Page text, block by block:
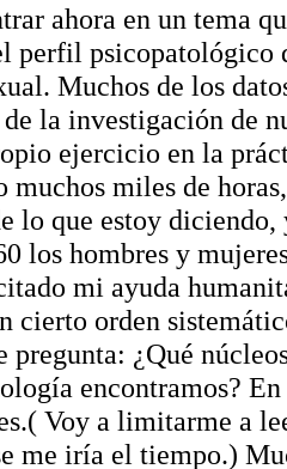
ahora en un tema
perfil psicopatológico
Muchos de los
la investigación de
ejercicio en la
muchos miles de
lo que estoy diciendo,
los hombres y
mi ayuda
cierto orden
pregunta: ¿Qué
encontramos?
Voy a limitarme a
me iría el tiempo.)